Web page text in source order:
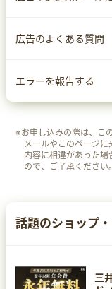
広告のよくある質問
エラーを報告する
※お申し込みの際は、こ
メールやこのページ
内容に相違があった
ので、ご了承ください。
話題のショップ
三